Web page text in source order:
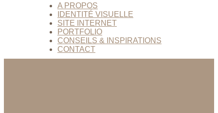
A PROPOS
IDENTITÉ VISUELLE
SITE INTERNET
PORTFOLIO
CONSEILS & INSPIRATIONS
CONTACT